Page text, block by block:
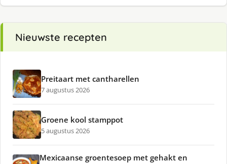
Nieuwste recepten
Preitaart met cantharellen
7 augustus 2026
Groene kool stamppot
5 augustus 2026
Mexicaanse groentesoep met gehakt en